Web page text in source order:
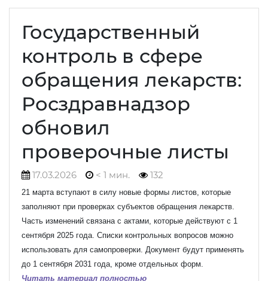
Государственный
контроль в сфере
обращения лекарств:
Росздравнадзор
обновил
проверочные листы
17.03.2026 < 1 мин. 132
21 марта вступают в силу новые формы листов, которые
заполняют при проверках субъектов обращения лекарств.
Часть изменений связана с актами, которые действуют с 1
сентября 2025 года. Списки контрольных вопросов можно
использовать для самопроверки. Документ будут применять
до 1 сентября 2031 года, кроме отдельных форм.
Читать материал полностью